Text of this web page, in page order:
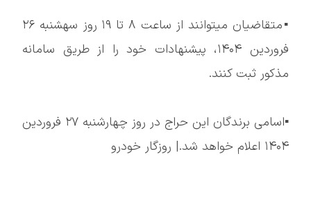
▪️متقاضیان میتوانند از ساعت ۸ تا ۱۹ روز سهشنبه ۲۶
فروردین ۱۴۰۴، پیشنهادات خود را از طریق سامانه
مذکور ثبت کنند.
▪️اسامی برندگان این حراج در روز چهارشنبه ۲۷ فروردین
۱۴۰۴ اعلام خواهد شد.| روزگار خودرو